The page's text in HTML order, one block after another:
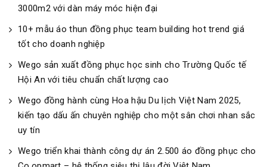
3000m2 với dàn máy móc hiện đại
10+ mẫu áo thun đồng phục team building hot trend giá
tốt cho doanh nghiệp
Wego sản xuất đồng phục học sinh cho Trường Quốc tế
Hội An với tiêu chuẩn chất lượng cao
Wego đồng hành cùng Hoa hậu Du lịch Việt Nam 2025,
kiến tạo dấu ấn chuyên nghiệp cho một sân chơi nhan sắc
uy tín
Wego triển khai thành công dự án 2.500 áo đồng phục cho